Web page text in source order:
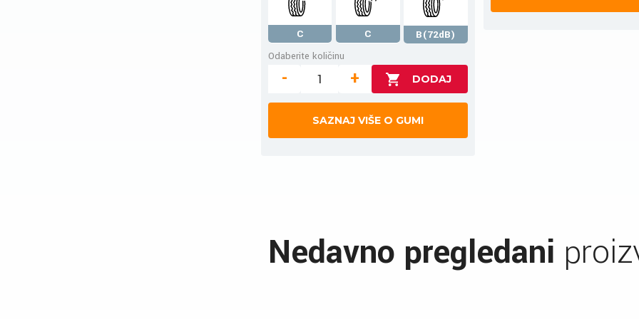
C C
B(72dB)
Odaberite količinu
- +
SAZNAJ VIŠE O GUMI
Nedavno pregledani